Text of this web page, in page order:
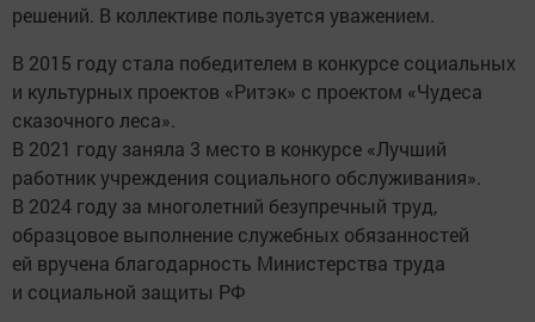
решений. В коллективе пользуется уважением.
В 2015 году стала победителем в конкурсе социальных
и культурных проектов «Ритэк» с проектом «Чудеса
сказочного леса».
В 2021 году заняла 3 место в конкурсе «Лучший
работник учреждения социального обслуживания».
В 2024 году за многолетний безупречный труд,
образцовое выполнение служебных обязанностей
ей вручена благодарность Министерства труда
и социальной защиты РФ